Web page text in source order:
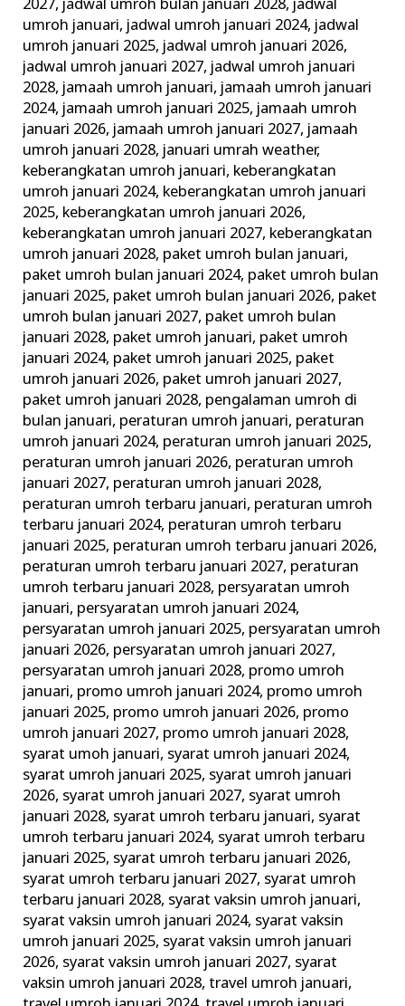
2027, jadwal umroh bulan januari 2028, jadwal
umroh januari, jadwal umroh januari 2024, jadwal
umroh januari 2025, jadwal umroh januari 2026,
jadwal umroh januari 2027, jadwal umroh januari
2028, jamaah umroh januari, jamaah umroh januari
2024, jamaah umroh januari 2025, jamaah umroh
januari 2026, jamaah umroh januari 2027, jamaah
umroh januari 2028, januari umrah weather,
keberangkatan umroh januari, keberangkatan
umroh januari 2024, keberangkatan umroh januari
2025, keberangkatan umroh januari 2026,
keberangkatan umroh januari 2027, keberangkatan
umroh januari 2028, paket umroh bulan januari,
paket umroh bulan januari 2024, paket umroh bulan
januari 2025, paket umroh bulan januari 2026, paket
umroh bulan januari 2027, paket umroh bulan
januari 2028, paket umroh januari, paket umroh
januari 2024, paket umroh januari 2025, paket
umroh januari 2026, paket umroh januari 2027,
paket umroh januari 2028, pengalaman umroh di
bulan januari, peraturan umroh januari, peraturan
umroh januari 2024, peraturan umroh januari 2025,
peraturan umroh januari 2026, peraturan umroh
januari 2027, peraturan umroh januari 2028,
peraturan umroh terbaru januari, peraturan umroh
terbaru januari 2024, peraturan umroh terbaru
januari 2025, peraturan umroh terbaru januari 2026,
peraturan umroh terbaru januari 2027, peraturan
umroh terbaru januari 2028, persyaratan umroh
januari, persyaratan umroh januari 2024,
persyaratan umroh januari 2025, persyaratan umroh
januari 2026, persyaratan umroh januari 2027,
persyaratan umroh januari 2028, promo umroh
januari, promo umroh januari 2024, promo umroh
januari 2025, promo umroh januari 2026, promo
umroh januari 2027, promo umroh januari 2028,
syarat umoh januari, syarat umroh januari 2024,
syarat umroh januari 2025, syarat umroh januari
2026, syarat umroh januari 2027, syarat umroh
januari 2028, syarat umroh terbaru januari, syarat
umroh terbaru januari 2024, syarat umroh terbaru
januari 2025, syarat umroh terbaru januari 2026,
syarat umroh terbaru januari 2027, syarat umroh
terbaru januari 2028, syarat vaksin umroh januari,
syarat vaksin umroh januari 2024, syarat vaksin
umroh januari 2025, syarat vaksin umroh januari
2026, syarat vaksin umroh januari 2027, syarat
vaksin umroh januari 2028,travel umroh januari,